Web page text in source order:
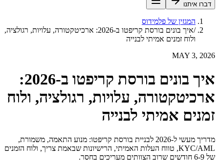
דברו איתנו
המגזין של פלמידוס
/
איך בונים בורסת קריפטו ב-2026: ארכיטקטורה, עלויות, רגולציה,
ולוח זמנים אמיתי לבנייה
MAY 3, 2026
איך בונים בורסת קריפטו ב-2026:
ארכיטקטורה, עלויות, רגולציה, ולוח
זמנים אמיתי לבנייה
מדריך מעשי ל-2026 לבניית בורסת קריפטו: מנוע התאמה, משמורת,
KYC/AML, טווח העלות האמיתי, הרישיונות שבאמת צריך, ולוח הזמנים
של 6-9 חודשים שרוב הצוותים מעריכים בחסר.